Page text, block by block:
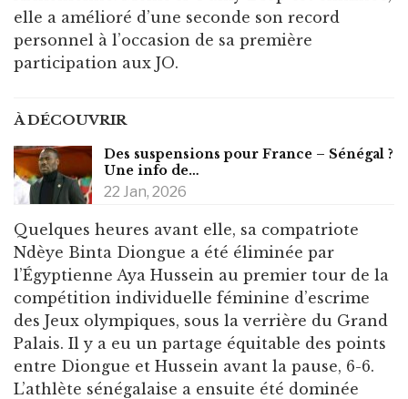
elle a amélioré d’une seconde son record
personnel à l’occasion de sa première
participation aux JO.
À DÉCOUVRIR
Des suspensions pour France – Sénégal ?
Une info de…
22 Jan, 2026
Quelques heures avant elle, sa compatriote
Ndèye Binta Diongue a été éliminée par
l’Égyptienne Aya Hussein au premier tour de la
compétition individuelle féminine d’escrime
des Jeux olympiques, sous la verrière du Grand
Palais. Il y a eu un partage équitable des points
entre Diongue et Hussein avant la pause, 6-6.
L’athlète sénégalaise a ensuite été dominée